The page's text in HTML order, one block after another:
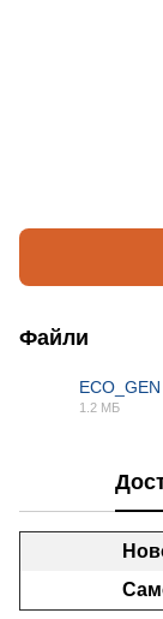
Файли
ECO_GEN
1.2 МБ